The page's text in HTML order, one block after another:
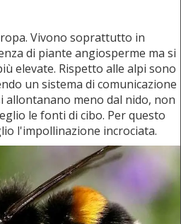
Vivono soprattutto in
di piante angiosperme ma si
elevate. Rispetto alle alpi sono
un sistema di comunicazione
allontanano meno dal nido, non
le fonti di cibo. Per questo
l'impollinazione incrociata.